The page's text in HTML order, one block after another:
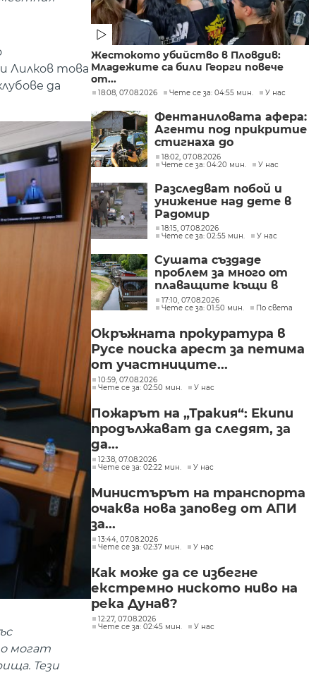
Лилков това
да
могат
Тези
Жестокото убийство в Пловдив:
Младежите са били Георги повече
от...
18:08, 07.08.2026 Чете се за: 04:55 мин. У нас
Фентаниловата афера:
Агенти под прикритие
стигнаха до
лабораторията във
„Факултета“
18:02, 07.08.2026
Чете се за: 04:20 мин.
У нас
Разследват побой и
унижение над дете в
Радомир
18:15, 07.08.2026
Чете се за: 02:55 мин.
У нас
Сушата създаде
проблем за много от
плаващите къщи в
Нидерландия
17:10, 07.08.2026
Чете се за: 01:50 мин.
По света
Окръжната прокуратура в
Русе поиска арест за петима
от участниците...
10:59, 07.08.2026
Чете се за: 02:50 мин.
У нас
Пожарът на „Тракия“: Екипи
продължават да следят, за
да...
12:38, 07.08.2026
Чете се за: 02:22 мин.
У нас
Министърът на транспорта
очаква нова заповед от АПИ
за...
13:44, 07.08.2026
Чете се за: 02:37 мин.
У нас
Как може да се избегне
екстремно ниското ниво на
река Дунав?
12:27, 07.08.2026
Чете се за: 02:45 мин.
У нас